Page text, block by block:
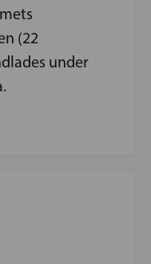
(22
under